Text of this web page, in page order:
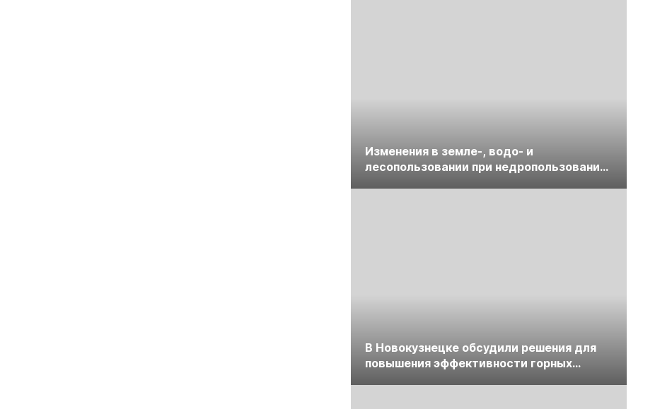
Изменения в земле-, водо- и
лесопользовании при недропользовании
В Новокузнецке обсудили решения для
повышения эффективности горных